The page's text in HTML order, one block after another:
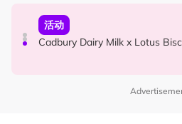
国际星闻
Tom Holland “Spiderman” 替身
活动
Cadbury Dairy Milk x Lotus
本地星闻
Henn国贤 “Aunty Henn 脱口秀